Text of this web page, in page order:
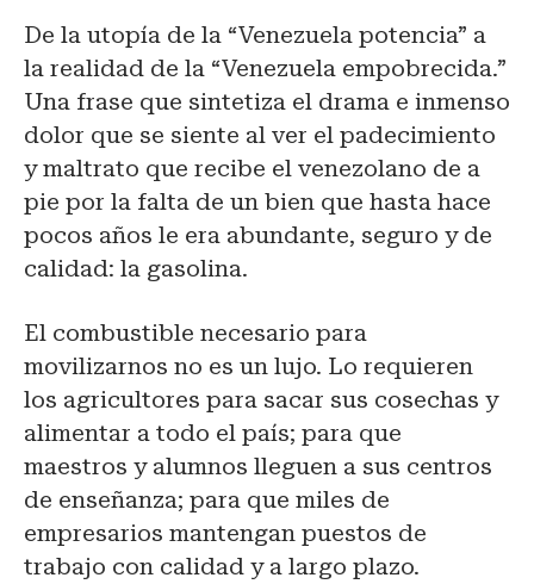
De la utopía de la “Venezuela potencia” a
la realidad de la “Venezuela empobrecida.”
Una frase que sintetiza el drama e inmenso
dolor que se siente al ver el padecimiento
y maltrato que recibe el venezolano de a
pie por la falta de un bien que hasta hace
pocos años le era abundante, seguro y de
calidad: la gasolina.
El combustible necesario para
movilizarnos no es un lujo. Lo requieren
los agricultores para sacar sus cosechas y
alimentar a todo el país; para que
maestros y alumnos lleguen a sus centros
de enseñanza; para que miles de
empresarios mantengan puestos de
trabajo con calidad y a largo plazo.